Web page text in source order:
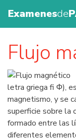
Examenesde
Flujo
letra griega fi Φ),
magnetismo, y se
superficie sobre la
formado entre las
diferentes